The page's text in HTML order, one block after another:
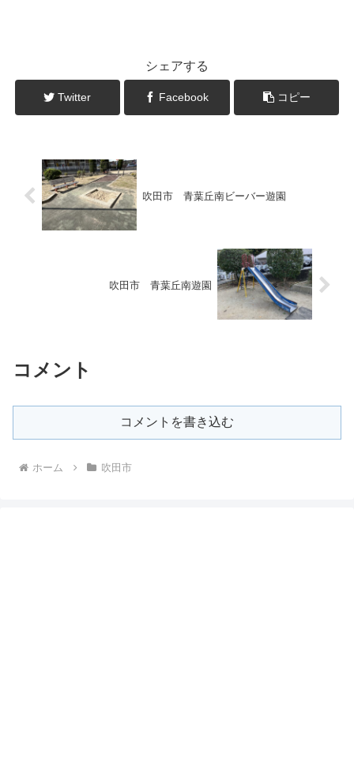
シェアする
Twitter Facebook コピー
吹田市 青葉丘南ビーバー遊園
吹田市 青葉丘南遊園
コメント
コメントを書き込む
ホーム 吹田市